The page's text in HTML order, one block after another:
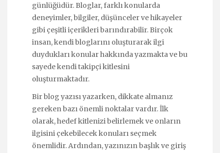
günlüğüdür. Bloglar, farklı konularda
deneyimler, bilgiler, düşünceler ve hikayeler
gibi çeşitli içerikleri barındırabilir. Birçok
insan, kendi bloglarını oluşturarak ilgi
duydukları konular hakkında yazmakta ve bu
sayede kendi takipçi kitlesini
oluşturmaktadır.
Bir blog yazısı yazarken, dikkate almanız
gereken bazı önemli noktalar vardır. İlk
olarak, hedef kitlenizi belirlemek ve onların
ilgisini çekebilecek konuları seçmek
önemlidir. Ardından, yazınızın başlık ve giriş